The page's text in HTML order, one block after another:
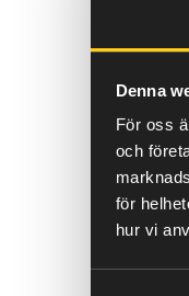
Denna
För oss
och
för
hur vi
På
– Vi är
som
Kapa